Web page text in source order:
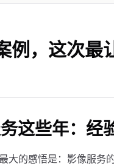
例，这次最
这些年：经
大的感悟是：影像服务